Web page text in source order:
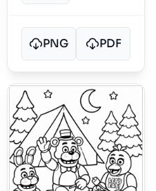
PNG PDF